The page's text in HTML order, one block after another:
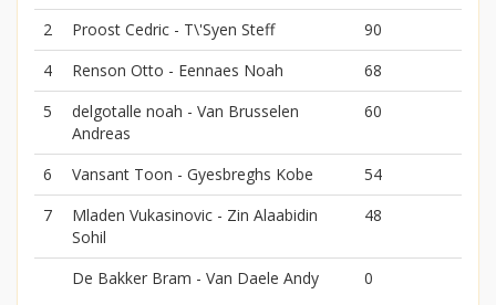
2
Proost Cedric - T\'Syen Steff
90
4
Renson Otto - Eennaes Noah
68
5
delgotalle noah - Van Brusselen
Andreas
60
6 Vansant Toon - Gyesbreghs Kobe
54
7
Mladen Vukasinovic - Zin Alaabidin
Sohil
48
De Bakker Bram - Van Daele Andy 0